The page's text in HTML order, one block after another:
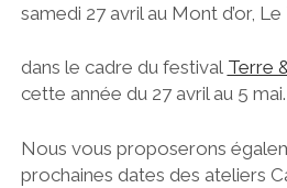
samedi 27 avril au Mont d’or,
dans le cadre du festival Terre
cette année du 27 avril au 5 mai.
Nous vous proposerons
prochaines dates des ateliers